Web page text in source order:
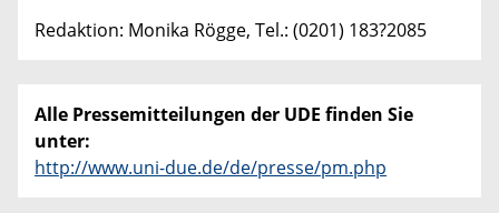
Redaktion: Monika Rögge, Tel.: (0201) 183?2085
Alle Pressemitteilungen der UDE finden Sie
unter:
http://www.uni-due.de/de/presse/pm.php